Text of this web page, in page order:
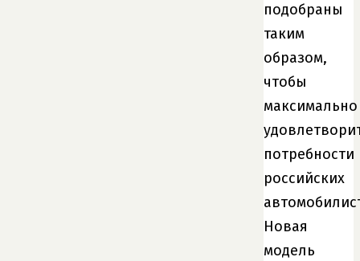
подобраны
таким
образом,
чтобы
максимально
потребности
российских
Новая
модель